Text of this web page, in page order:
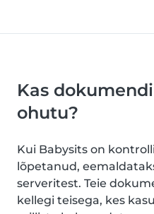
Kas
ohutu?
Kui Babysits on
lõpetanud,
serveritest. Teie
kellegi teisega, kes